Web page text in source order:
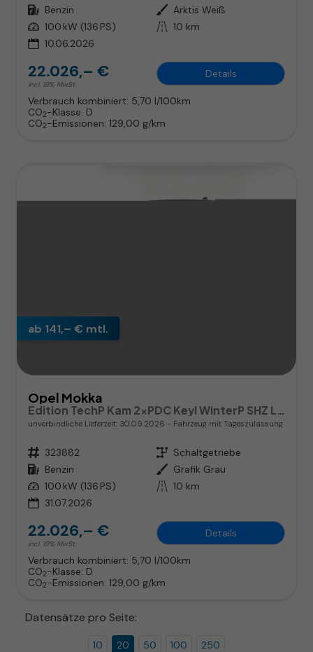
Kraftstoff Benzin Außenfarbe Arktis Weiß
Leistung 100 kW (136 PS) Kilometerstand 10 km
10.06.2026
22.026,– €
incl. 19% MwSt.
Details
Verbrauch kombiniert: 5,70 l/100km
CO2-Klasse: D
CO2-Emissionen: 129,00 g/km
ab 141,– € mtl.
Opel Mokka
unverbindliche Lieferzeit: 30.09.2026 Fahrzeug mit Tageszulassung
Fahrzeugnr. 323882 Getriebe Schaltgetriebe
Kraftstoff Benzin Außenfarbe Grafik Grau
Leistung 100 kW (136 PS) Kilometerstand 10 km
31.07.2026
22.026,– €
incl. 19% MwSt.
Details
Verbrauch kombiniert: 5,70 l/100km
CO2-Klasse: D
CO2-Emissionen: 129,00 g/km
Datensätze pro Seite:
10 20 50 100 250